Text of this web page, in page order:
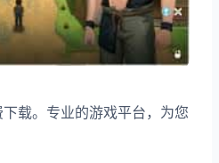
载。专业的游戏平台，为您